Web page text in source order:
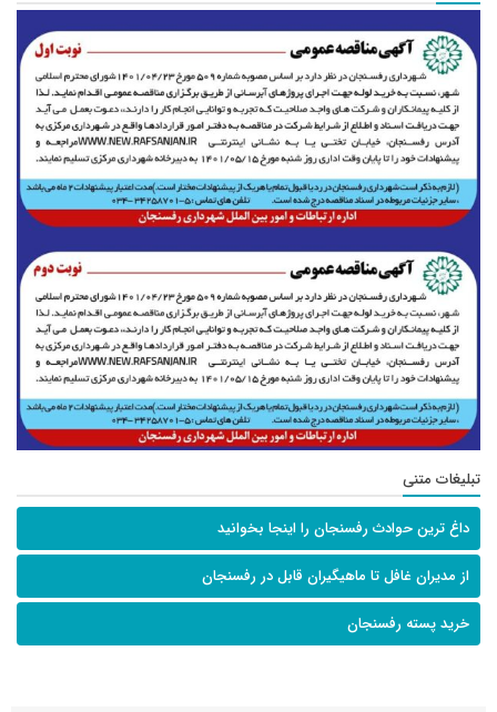
تبلیغات متنی
داغ ترین حوادث رفسنجان را اینجا بخوانید
از مدیران غافل تا ماهیگیران قابل در رفسنجان
خرید پسته رفسنجان